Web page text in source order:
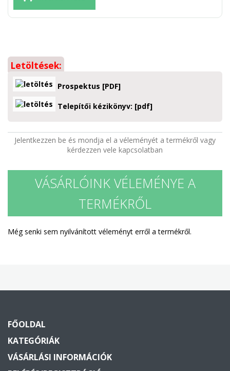
Letöltések:
Prospektus [PDF]
Telepítői kézikönyv: [pdf]
Jelentkezzen be és mondja el a véleményét a termékről vagy
kérdezzen vele kapcsolatban
VÁSÁRLÓINK VÉLEMÉNYE A
TERMÉKRŐL
Még senki sem nyilvánított véleményt erről a termékről.
FŐOLDAL
KATEGÓRIÁK
VÁSÁRLÁSI INFORMÁCIÓK